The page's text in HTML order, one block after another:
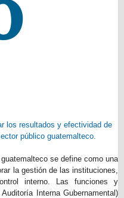
los resultados y efectividad de
público guatemalteco.
se define como una
la gestión de las instituciones,
interno. Las funciones y
Interna Gubernamental)